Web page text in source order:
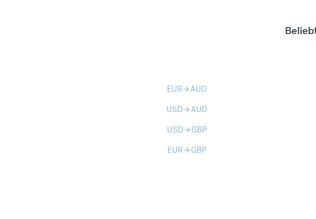
EURarrow_forwardAUD
USDarrow_forwardAUD
USDarrow_forward GBP
EURarrow_forward GBP